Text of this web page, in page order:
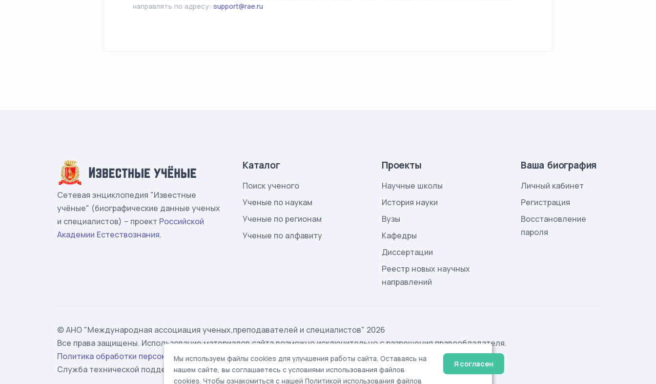
направлять по адресу: support@rae.ru
Сетевая энциклопедия "Известные
учёные" (биографические данные ученых
и специалистов) – проект Российской
Академии Естествознания.
Каталог
Поиск ученого
Ученые по наукам
Ученые по регионам
Ученые по алфавиту
Проекты
Научные школы
История науки
Вузы
Кафедры
Диссертации
Реестр новых научных
направлений
Ваша биография
Личный кабинет
Регистрация
Восстановление
пароля
© АНО "Международная ассоциация ученых,преподавателей и специалистов" 2026
Все права защищены. Использование материалов сайта возможно исключительно с разрешения правообладателя.
Политика обработки персональных данных
Служба технической поддержки -support@rae.ru
Мы используем файлы cookies для улучшения работы сайта. Оставаясь на
нашем сайте, вы соглашаетесь с условиями использования файлов
cookies. Чтобы ознакомиться с нашей Политикой использования файлов
Я согласен